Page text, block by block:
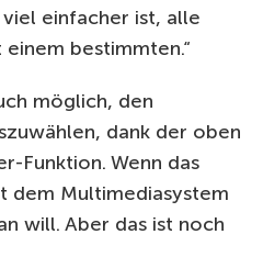
viel einfacher ist, alle
bestimmten.“
möglich, den
dank der oben
Funktion. Wenn das
dem Multimediasystem
will. Aber das ist noch